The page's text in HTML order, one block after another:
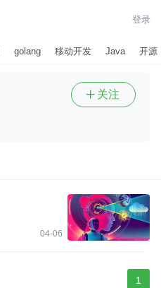
登录
golang 移动开发 Java 开源
 关注
04-06
1